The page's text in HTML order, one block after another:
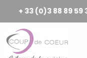
+ 33 (0)3 88 89 59
Panneau de gestion